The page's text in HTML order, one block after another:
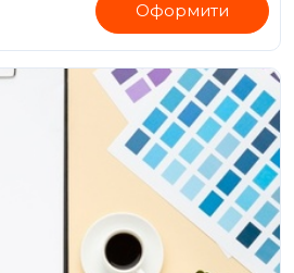
заливкою на ваш (або наш сервер)
Оформити